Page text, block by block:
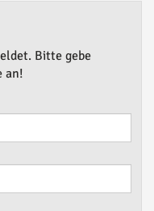
Bitte gebe
an!